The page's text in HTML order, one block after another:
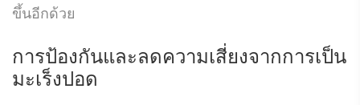
ขึ้นอีกด้วย
การป้องกันและลดความเสี่ยงจากการเป็น
มะเร็งปอด